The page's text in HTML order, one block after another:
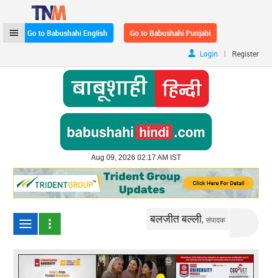
Go to Babushahi English Go to Babushahi Punjabi
Login | Register
Aug 09, 2026 02:17 AM IST
बलजीत बल्ली,संपादक